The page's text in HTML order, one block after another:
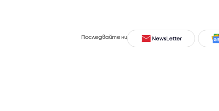
Последвайте ни NewsLetter